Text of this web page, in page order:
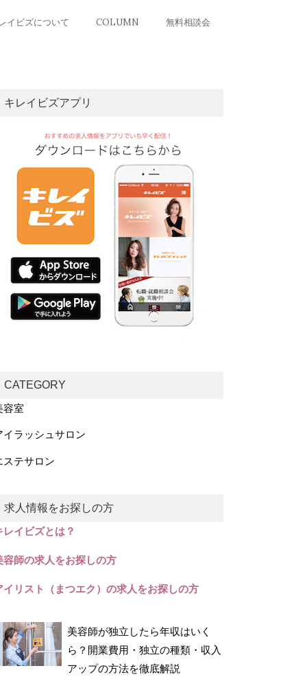
イビズについて COLUMN 無料相談会
キレイビズアプリ
CATEGORY
容室
イラッシュサロン
ステサロン
求人情報をお探しの方
レイビズとは？
容師の求人をお探しの方
イリスト（まつエク）の求人をお探しの方
美容師が独立したら年収はいく
ら？開業費用・独立の種類・収入
アップの方法を徹底解説